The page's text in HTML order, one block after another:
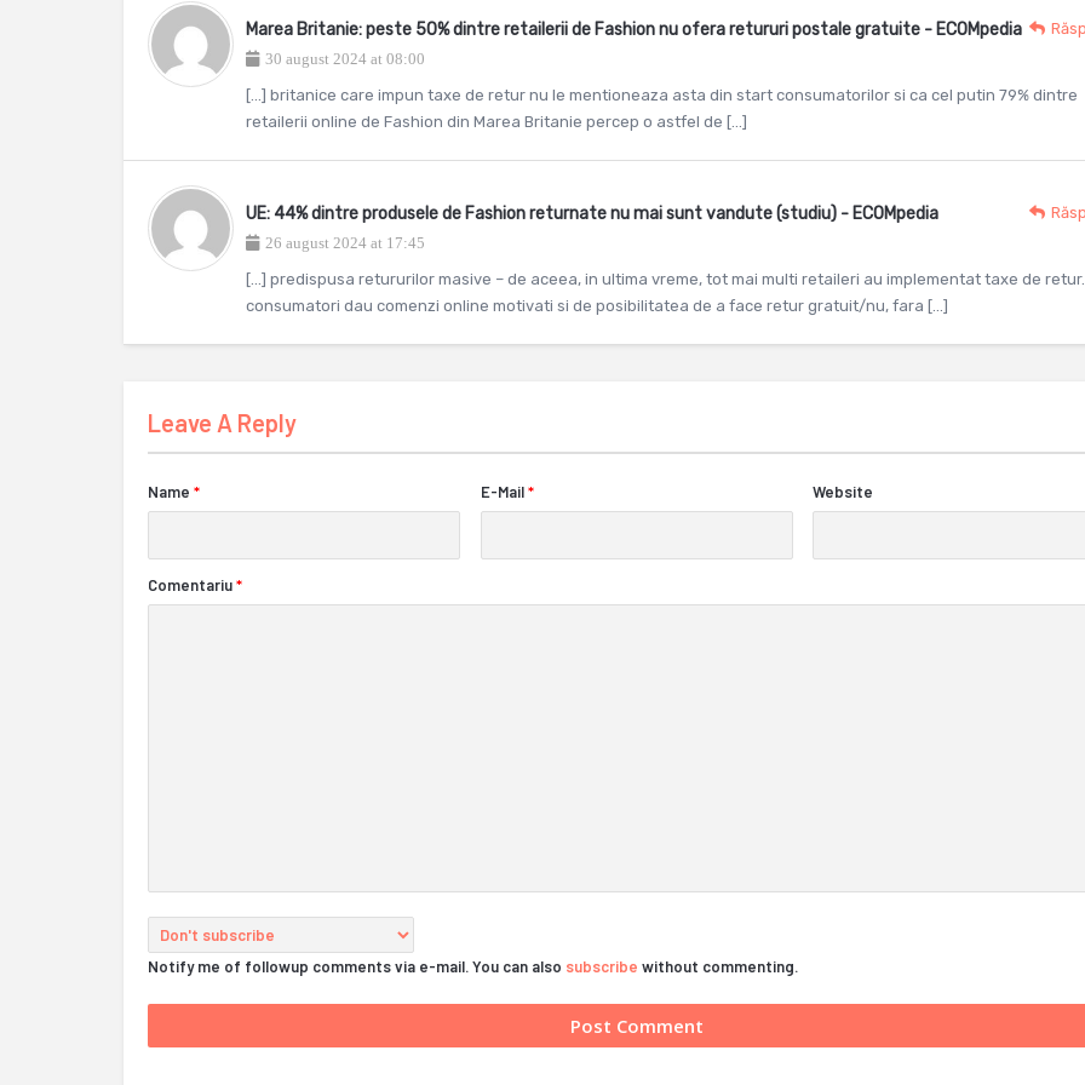
Marea Britanie: peste 50% dintre retailerii de Fashion nu ofera retururi postale gratuite - ECOMpedia
30 august 2024 at 08:00
[…] britanice care impun taxe de retur nu le mentioneaza asta din start consumatorilor si ca cel putin 79% dintre
retailerii online de Fashion din Marea Britanie percep o astfel de […]
UE: 44% dintre produsele de Fashion returnate nu mai sunt vandute (studiu) - ECOMpedia
26 august 2024 at 17:45
[…] predispusa retururilor masive – de aceea, in ultima vreme, tot mai multi retaileri au implementat taxe de
consumatori dau comenzi online motivati si de posibilitatea de a face retur gratuit/nu, fara […]
Leave A Reply
Name * E-Mail * Website
Comentariu*
Notify me of followup comments via e-mail. You can also subscribe without commenting.